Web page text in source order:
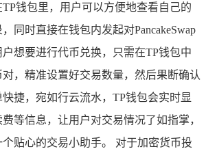
钱包里，用户可以方便地查看自己的
同时直接在钱包内发起对PancakeSwap
想要进行代币兑换，只需在TP钱包中
，精准设置好交易数量，然后果断确认
捷，宛如行云流水，TP钱包会实时显
等信息，让用户对交易情况了如指掌，
贴心的交易小助手。 对于加密货币投